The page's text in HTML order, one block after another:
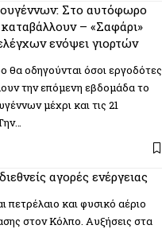
Στο αυτόφωρο
– «Σαφάρι»
ενόψει γιορτών
θα οδηγούνται όσοι εργοδότες
την επόμενη εβδομάδα το
μέχρι και τις 21
αγορές ενέργειας
πετρέλαιο και φυσικό αέριο
στον Κόλπο. Αυξήσεις στα